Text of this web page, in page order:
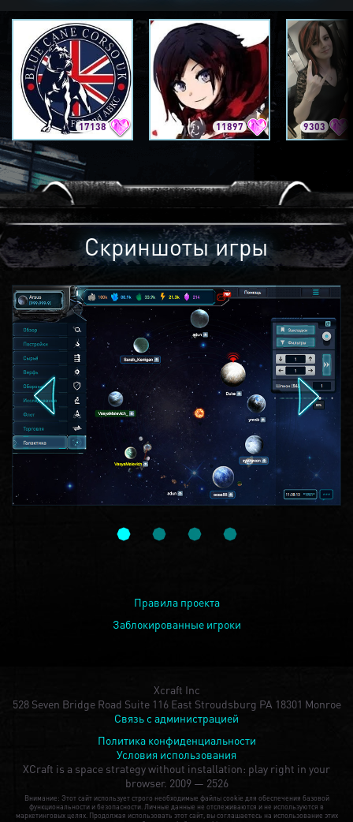
17138 11897 9303
Скриншоты игры
Правила проекта
Заблокированные игроки
Xcraft Inc
528 Seven Bridge Road Suite 116 East Stroudsburg PA 18301 Monroe
Связь с администрацией
Политика конфиденциальности
Условия использования
XCraft is a space strategy without installation: play right in your
browser. 2009 — 2526
Внимание: Этот сайт использует строго необходимые файлы cookie для обеспечения базовой
функциональности и безопасности. Личные данные не отслеживаются и не используются в
маркетинговых целях. Продолжая использовать этот сайт, вы соглашаетесь на использование этих